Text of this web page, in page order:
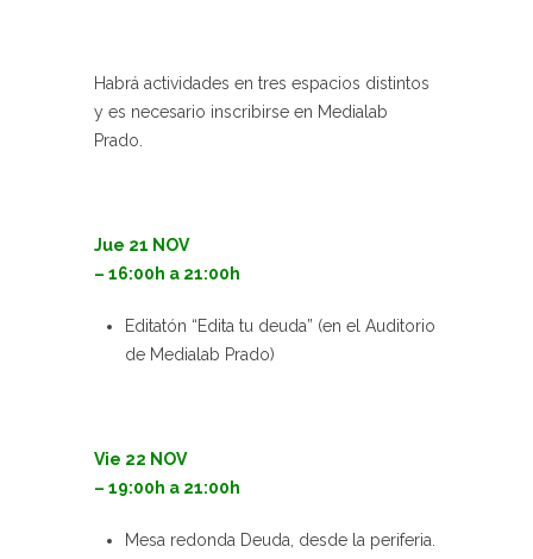
Habrá actividades en tres espacios distintos
y es necesario inscribirse en Medialab
Prado.
Jue 21 NOV
– 16:00h a 21:00h
Editatón “Edita tu deuda” (en el Auditorio
de Medialab Prado)
Vie 22 NOV
– 19:00h a 21:00h
Mesa redonda Deuda, desde la periferia.